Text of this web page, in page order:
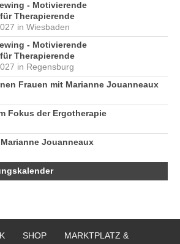
- Motivierende
Therapierende
in Wiesbaden
- Motivierende
Therapierende
in Regensburg
Frauen mit Marianne Jouanneaux
Fokus der Ergotherapie
Jouanneaux
SHOP
MARKTPLATZ &